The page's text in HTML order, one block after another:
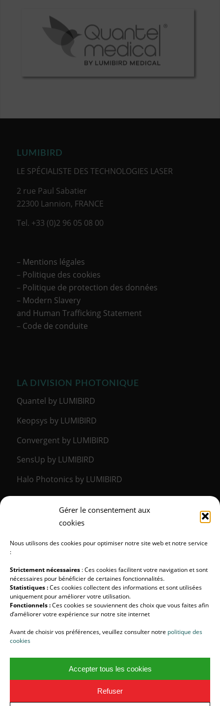
Gérer le consentement aux
cookies
Nous utilisons des cookies pour optimiser notre site web et notre service
:
Strictement nécessaires : Ces cookies facilitent votre navigation et sont
nécessaires pour bénéficier de certaines fonctionnalités.
Statistiques :Ces cookies collectent des informations et sont utilisées
uniquement pour améliorer votre utilisation.
Fonctionnels :Ces cookies se souviennent des choix que vous faites afin
d’améliorer votre expérience sur notre site internet
Avant de choisir vos préférences, veuillez consulter notre politique des
cookies
Accepter tous les cookies
Refuser
LUMIBIRD
LE SPÉCIALISTE DES TECHNOLOGIES LASER
2 rue Paul Sabatier
22300 Lannion, FRANCE
Tel. +33 (0)2 96 05 08 00
– Mentions légales
– Politique des cookies
– Politique de protection des données
– Modern Slavery
and Human Trafficking Statement
– Code de conduite
LA DIVISION PHOTONIQUE
Quantel by LUMIBIRD
Keopsys by LUMIBIRD
Convergent by LUMIBIRD
SensUp by LUMIBIRD
Halo Photonics by LUMIBIRD
LA DIVISION MÉDICALE
SUIVEZ-NOUS !
Halo Photonics